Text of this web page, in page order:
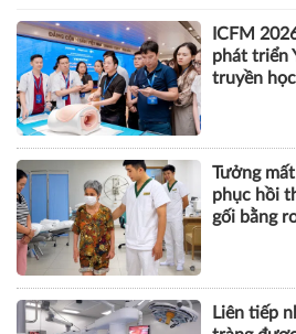
năm
SỨC KHỎE
ICFM
phát triển
truyền
Tưởng